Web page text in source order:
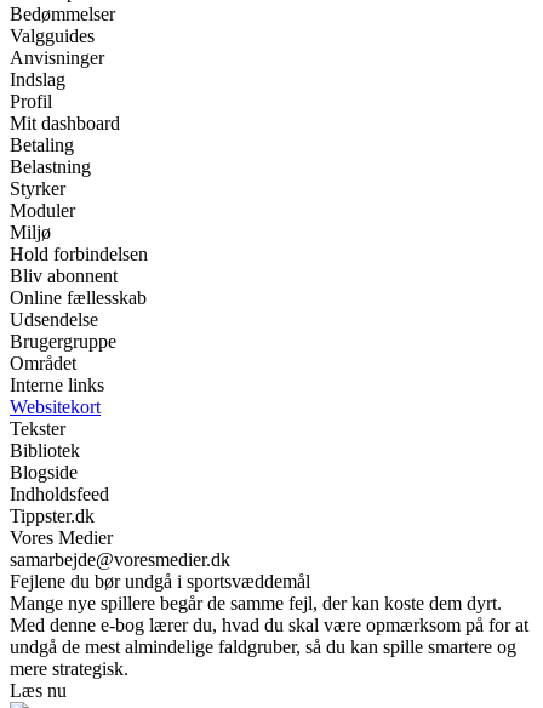
Bedømmelser
Valgguides
Anvisninger
Indslag
Profil
Mit dashboard
Betaling
Belastning
Styrker
Moduler
Miljø
Hold forbindelsen
Bliv abonnent
Online fællesskab
Udsendelse
Brugergruppe
Området
Interne links
Websitekort
Tekster
Bibliotek
Blogside
Indholdsfeed
Tippster.dk
Vores Medier
samarbejde@voresmedier.dk
Fejlene du bør undgå i sportsvæddemål
Mange nye spillere begår de samme fejl, der kan koste dem dyrt.
Med denne e-bog lærer du, hvad du skal være opmærksom på for at
undgå de mest almindelige faldgruber, så du kan spille smartere og
mere strategisk.
Læs nu